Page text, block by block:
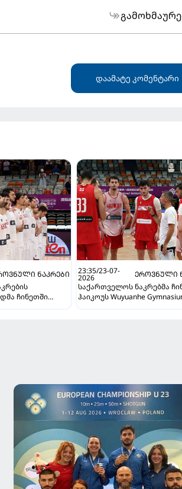
დაამატე კომენტარი
ᲜᲐᲙᲠᲔᲑᲘ
ჩინეთში
23:35/23-07-
2026
ᲔᲠᲝᲕᲜᲣᲚᲘ
საქართველოს ნაკრებმა
ჰაიკოუს Wuyuanhe